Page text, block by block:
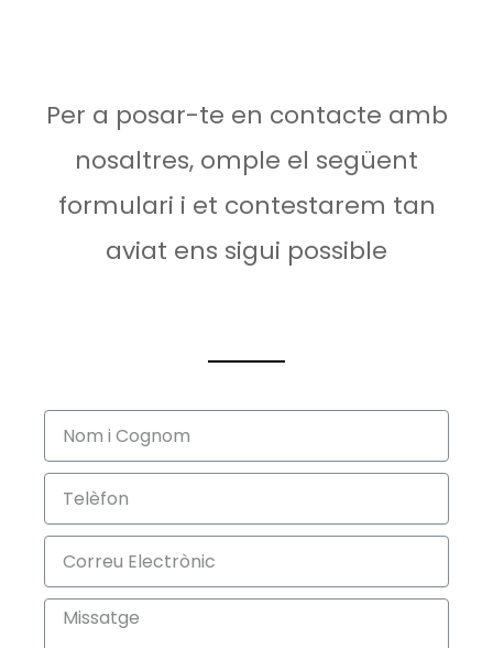
Per a posar-te en contacte amb
nosaltres, omple el següent
formulari i et contestarem tan
aviat ens sigui possible